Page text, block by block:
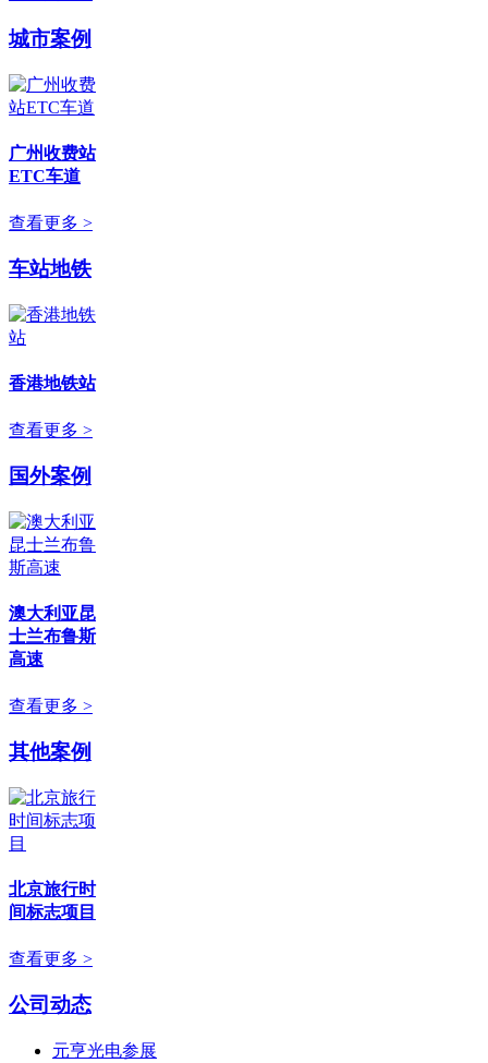
城市案例
广州收费站
ETC车道
查看更多 >
车站地铁
香港地铁站
查看更多 >
国外案例
澳大利亚昆
士兰布鲁斯
高速
查看更多 >
其他案例
北京旅行时
间标志项目
查看更多 >
公司动态
元亨光电参展